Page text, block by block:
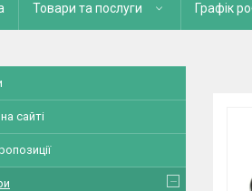
Товари та послуги Графік
сайті